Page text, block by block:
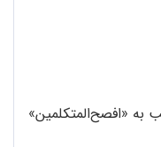
به «افصح‌المتکلمین»